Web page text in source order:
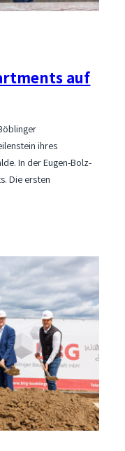
auf
ihres
In der Eugen-Bolz-
Die ersten